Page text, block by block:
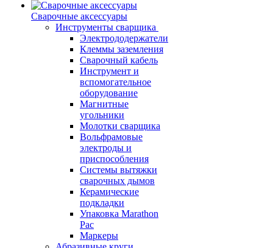
Сварочные аксессуары
Инструменты сварщика
Электрододержатели
Клеммы заземления
Сварочный кабель
Инструмент и
вспомогательное
оборудование
Магнитные
угольники
Молотки сварщика
Вольфрамовые
электроды и
приспособления
Системы вытяжки
сварочных дымов
Керамические
подкладки
Упаковка Marathon
Pac
Маркеры